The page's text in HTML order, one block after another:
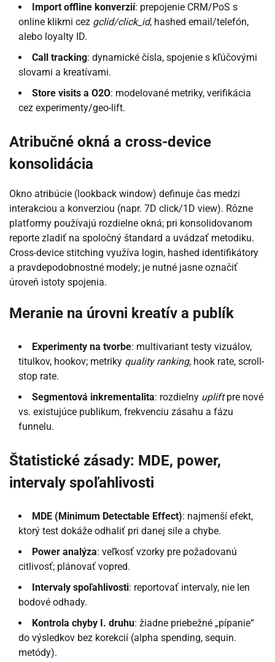
Import offline konverzií: prepojenie CRM/PoS s
online klikmi cez gclid/click_id, hashed email/telefón,
alebo loyalty ID.
Call tracking: dynamické čísla, spojenie s kľúčovými
slovami a kreatívami.
Store visits a O2O: modelované metriky, verifikácia
cez experimenty/geo-lift.
Atribučné okná a cross-device
konsolidácia
Okno atribúcie (lookback window) definuje čas medzi
interakciou a konverziou (napr. 7D click/1D view). Rôzne
platformy používajú rozdielne okná; pri konsolidovanom
reporte zladiť na spoločný štandard a uvádzať metodiku.
Cross-device stitching využíva login, hashed identifikátory
a pravdepodobnostné modely; je nutné jasne označiť
úroveň istoty spojenia.
Meranie na úrovni kreatív a publík
Experimenty na tvorbe: multivariant testy vizuálov,
titulkov, hookov; metriky quality ranking, hook rate, scroll-
stop rate.
Segmentová inkrementalita: rozdielny upliftpre nové
vs. existujúce publikum, frekvenciu zásahu a fázu
funnelu.
Štatistické zásady: MDE, power,
intervaly spoľahlivosti
MDE (Minimum Detectable Effect): najmenší efekt,
ktorý test dokáže odhaliť pri danej sile a chybe.
Power analýza: veľkosť vzorky pre požadovanú
citlivosť; plánovať vopred.
Intervaly spoľahlivosti: reportovať intervaly, nie len
bodové odhady.
Kontrola chyby I. druhu: žiadne priebežné „pípanie“
do výsledkov bez korekcií (alpha spending, sequin.
metódy).